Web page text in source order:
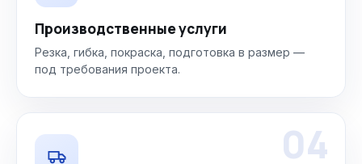
Производственные услуги
Резка, гибка, покраска, подготовка в размер —
под требования проекта.
04